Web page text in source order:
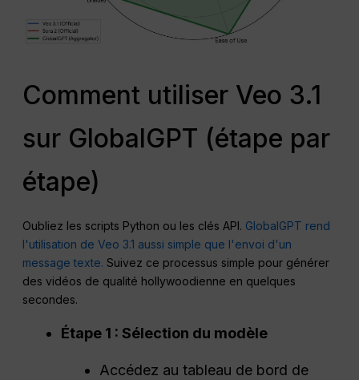
Comment utiliser Veo 3.1
sur GlobalGPT (étape par
étape)
Oubliez les scripts Python ou les clés API. GlobalGPT rend
l'utilisation de Veo 3.1 aussi simple que l'envoi d'un
message texte. Suivez ce processus simple pour générer
des vidéos de qualité hollywoodienne en quelques
secondes.
Étape 1 : Sélection du modèle
Accédez au tableau de bord de